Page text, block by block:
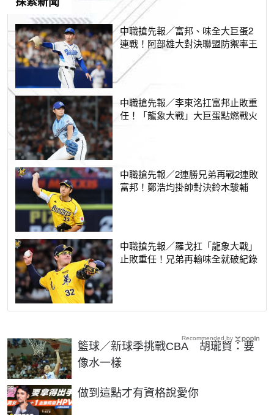
中職搶先報／富邦、味全大巨蛋2
連戰！阿部雄大對決聯盟防禦率王
中職搶先報／李東洺扛富邦止敗重
任！「龍象大戰」大巨蛋點燃戰火
中職搶先報／2連勝兄弟再戰2連敗
富邦！鄭浩均掛帥對決鈴木駿輔
中職搶先報／羅戈扛「龍象大戰」
止敗重任！兄弟再輸味全就破紀錄
籃球／新球季挑戰CBA 胡瓏貿：要
像水一樣
做到這點才有資格說愛你
PR
Recommended by